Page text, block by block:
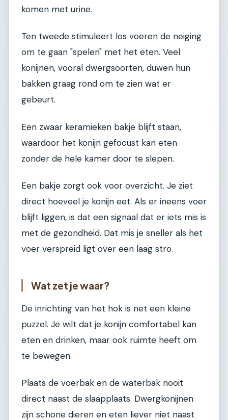
komen met urine.
Ten tweede stimuleert los voeren de neiging
om te gaan "spelen" met het eten. Veel
konijnen, vooral dwergsoorten, duwen hun
bakken graag rond om te zien wat er
gebeurt.
Een zwaar keramieken bakje blijft staan,
waardoor het konijn gefocust kan eten
zonder de hele kamer door te slepen.
Een bakje zorgt ook voor overzicht. Je ziet
direct hoeveel je konijn eet. Als er ineens voer
blijft liggen, is dat een signaal dat er iets mis is
met de gezondheid. Dat mis je sneller als het
voer verspreid ligt over een laag stro.
Wat zet je waar?
De inrichting van het hok is net een kleine
puzzel. Je wilt dat je konijn comfortabel kan
eten en drinken, maar ook ruimte heeft om
te bewegen.
Plaats de voerbak en de waterbak nooit
direct naast de slaapplaats. Dwergkonijnen
zijn schone dieren en eten liever niet naast